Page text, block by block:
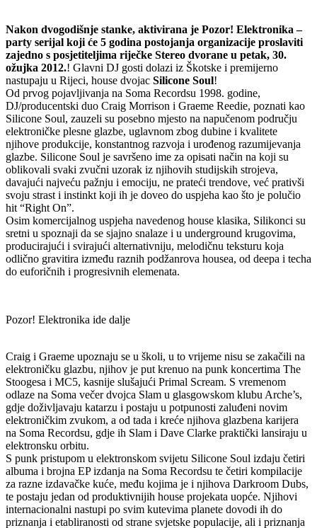
Nakon dvogodišnje stanke, aktivirana je Pozor! Elektronika –
party serijal koji će 5 godina postojanja organizacije proslaviti
zajedno s posjetiteljima riječke Stereo dvorane u petak, 30.
ožujka 2012.! Glavni DJ gosti dolazi iz Škotske i premijerno
nastupaju u Rijeci, house dvojac Silicone Soul!
Od prvog pojavljivanja na Soma Recordsu 1998. godine,
DJ/producentski duo Craig Morrison i Graeme Reedie, poznati kao
Silicone Soul, zauzeli su posebno mjesto na napučenom području
elektroničke plesne glazbe, uglavnom zbog dubine i kvalitete
njihove produkcije, konstantnog razvoja i urođenog razumijevanja
glazbe. Silicone Soul je savršeno ime za opisati način na koji su
oblikovali svaki zvučni uzorak iz njihovih studijskih strojeva,
davajući najveću pažnju i emociju, ne prateći trendove, već prativši
svoju strast i instinkt koji ih je doveo do uspjeha kao što je polučio
hit “Right On”.
Osim komercijalnog uspjeha navedenog house klasika, Silikonci su
sretni u spoznaji da se sjajno snalaze i u underground krugovima,
producirajući i svirajući alternativniju, melodičnu teksturu koja
odlično gravitira između raznih podžanrova housea, od deepa i techa
do euforičnih i progresivnih elemenata.
Pozor! Elektronika ide dalje
Craig i Graeme upoznaju se u školi, u to vrijeme nisu se zakačili na
elektroničku glazbu, njihov je put krenuo na punk koncertima The
Stoogesa i MC5, kasnije slušajući Primal Scream. S vremenom
odlaze na Soma večer dvojca Slam u glasgowskom klubu Arche’s,
gdje doživljavaju katarzu i postaju u potpunosti zaluđeni novim
elektroničkim zvukom, a od tada i kreće njihova glazbena karijera
na Soma Recordsu, gdje ih Slam i Dave Clarke praktički lansiraju u
elektronsku orbitu.
S punk pristupom u elektronskom svijetu Silicone Soul izdaju četiri
albuma i brojna EP izdanja na Soma Recordsu te četiri kompilacije
za razne izdavačke kuće, među kojima je i njihova Darkroom Dubs,
te postaju jedan od produktivnijih house projekata uopće. Njihovi
internacionalni nastupi po svim kutevima planete dovodi ih do
priznanja i etabliranosti od strane svjetske populacije, ali i priznanja